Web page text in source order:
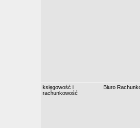
księgowość i
rachunkowość
Biuro